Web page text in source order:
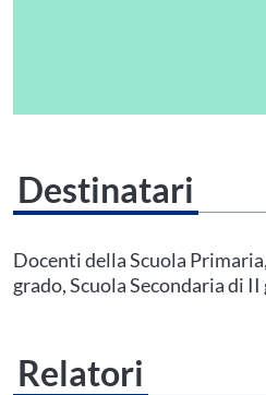
Destinatari
tuo profilo personalePrima di procedere
Area Personale
Docenti della Scuola
grado, Scuola Secondaria di II
Relatori